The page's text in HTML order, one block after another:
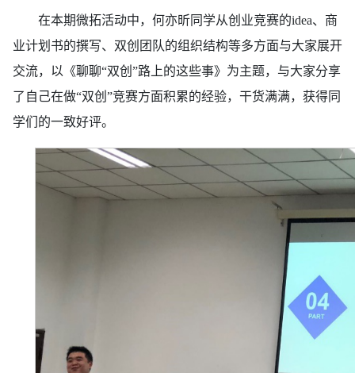
在本期微拓活动中，何亦昕同学从创业竞赛的idea、商
业计划书的撰写、双创团队的组织结构等多方面与大家展开
交流，以《聊聊“双创”路上的这些事》为主题，与大家分享
了自己在做“双创”竞赛方面积累的经验，干货满满，获得同
学们的一致好评。